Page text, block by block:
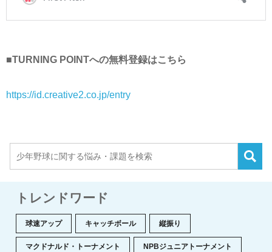
■TURNING POINTへの無料登録はこちら
https://id.creative2.co.jp/entry
トレンドワード
球速アップ キャッチボール 縦振り
マクドナルド・トーナメント NPBジュニアトーナメント